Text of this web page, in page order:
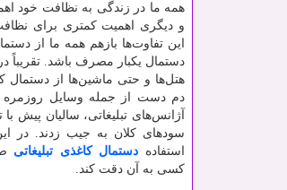
همه ما در زندگی به نظافت خود
و دیگری اهمیت کمتری برای
این تفاوت‌ها بازهم همه ما از
دستمال یکبار مصرف باشد. تقریباً
هتل‌ها و حتی ماشین‌ها از دستمال
دم دست از جمله وسایل
آژانس‌های تبلیغاتی، سالیان پیش
سودهای کلان به جیب زدند. در
استفاده دستمال کاغذی تبلیغاتی
کسی به آن دقت کند.